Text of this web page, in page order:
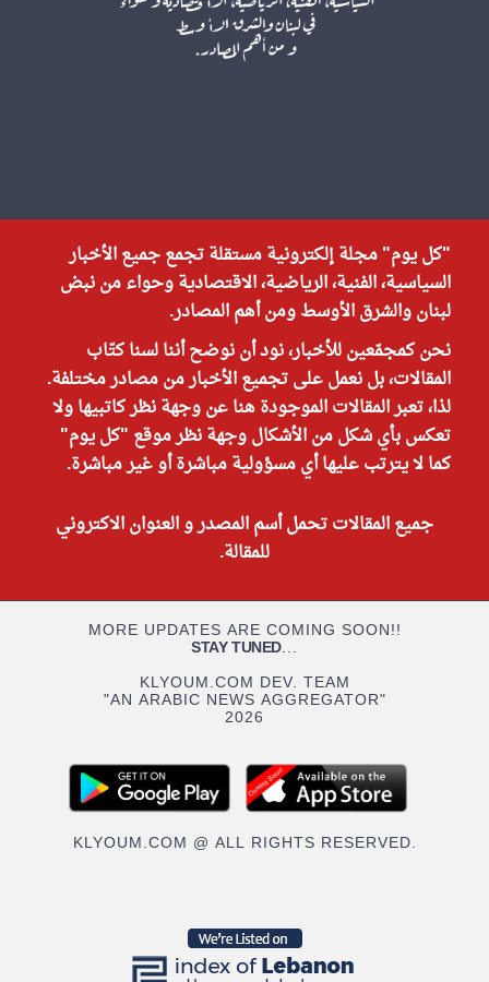
"كل يوم" مجلة إلكترونية مستقلة تجمع جميع الأخبار
السياسية، الفنية، الرياضية، الاقتصادية وحواء من نبض
لبنان والشرق الأوسط ومن أهم المصادر.
نحن كمجمّعين للأخبار، نود أن نوضح أننا لسنا كتّاب
المقالات، بل نعمل على تجميع الأخبار من مصادر مختلفة.
لذا، تعبر المقالات الموجودة هنا عن وجهة نظر كاتبيها ولا
تعكس بأي شكل من الأشكال وجهة نظر موقع "كل يوم"
كما لا يترتب عليها أي مسؤولية مباشرة أو غير مباشرة.
جميع المقالات تحمل أسم المصدر و العنوان الاكتروني
للمقالة.
MORE UPDATES ARE COMING SOON!!
STAY TUNED...
KLYOUM.COM DEV. TEAM
"AN ARABIC NEWS AGGREGATOR"
2026
KLYOUM.COM @ ALL RIGHTS RESERVED.